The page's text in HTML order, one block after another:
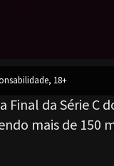
18+
da Série C
mais de 150